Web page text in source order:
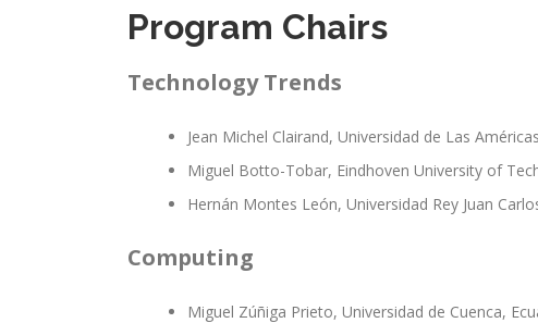
Program Chairs
Technology Trends
Jean Michel Clairand, Universidad de Las
Miguel Botto-Tobar, Eindhoven University of
Hernán Montes León, Universidad Rey Juan
Computing
Miguel Zúñiga Prieto, Universidad de Cuenca,